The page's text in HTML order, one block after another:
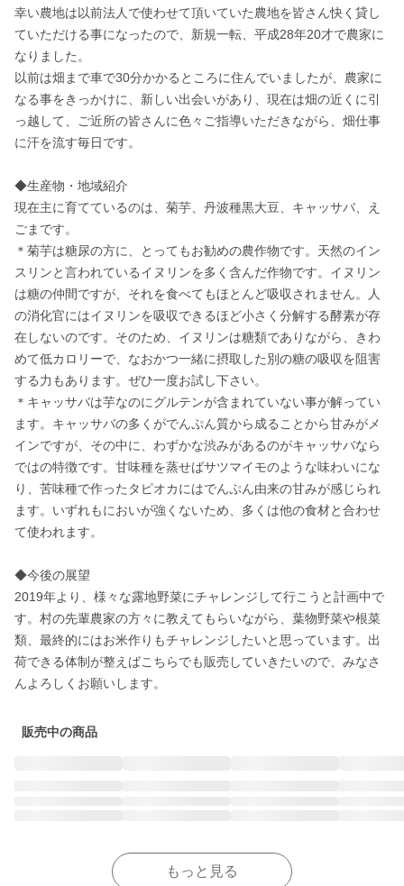
幸い農地は以前法人で使わせて頂いていた農地を皆さん快く貸し
ていただける事になったので、新規一転、平成28年20才で農家に
なりました。
以前は畑まで車で30分かかるところに住んでいましたが、農家に
なる事をきっかけに、新しい出会いがあり、現在は畑の近くに引
っ越して、ご近所の皆さんに色々ご指導いただきながら、畑仕事
に汗を流す毎日です。
◆生産物・地域紹介
現在主に育てているのは、菊芋、丹波種黒大豆、キャッサバ、え
ごまです。
＊菊芋は糖尿の方に、とってもお勧めの農作物です。天然のイン
スリンと言われているイヌリンを多く含んだ作物です。イヌリン
は糖の仲間ですが、それを食べてもほとんど吸収されません。人
の消化官にはイヌリンを吸収できるほど小さく分解する酵素が存
在しないのです。そのため、イヌリンは糖類でありながら、きわ
めて低カロリーで、なおかつ一緒に摂取した別の糖の吸収を阻害
する力もあります。ぜひ一度お試し下さい。
＊キャッサバは芋なのにグルテンが含まれていない事が解ってい
ます。キャッサバの多くがでんぷん質から成ることから甘みがメ
インですが、その中に、わずかな渋みがあるのがキャッサバなら
ではの特徴です。甘味種を蒸せばサツマイモのような味わいにな
り、苦味種で作ったタピオカにはでんぷん由来の甘みが感じられ
ます。いずれもにおいが強くないため、多くは他の食材と合わせ
て使われます。
◆今後の展望
2019年より、様々な露地野菜にチャレンジして行こうと計画中で
す。村の先輩農家の方々に教えてもらいながら、葉物野菜や根菜
類、最終的にはお米作りもチャレンジしたいと思っています。出
荷できる体制が整えばこちらでも販売していきたいので、みなさ
んよろしくお願いします。
販売中の商品
もっと見る